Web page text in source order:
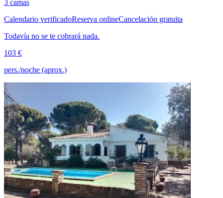
3 camas
Calendario verificadoReserva onlineCancelación gratuita
Todavía no se te cobrará nada.
103 €
pers./noche (aprox.)